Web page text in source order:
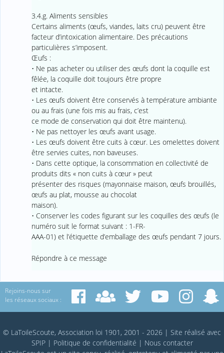
3.4.g. Aliments sensibles
Certains aliments (œufs, viandes, laits cru) peuvent être
facteur d’intoxication alimentaire. Des précautions
particulières s’imposent.
Œufs :
• Ne pas acheter ou utiliser des œufs dont la coquille est
fêlée, la coquille doit toujours être propre
et intacte.
• Les œufs doivent être conservés à température ambiante
ou au frais (une fois mis au frais, c’est
ce mode de conservation qui doit être maintenu).
• Ne pas nettoyer les œufs avant usage.
• Les œufs doivent être cuits à cœur. Les omelettes doivent
être servies cuites, non baveuses.
• Dans cette optique, la consommation en collectivité de
produits dits « non cuits à cœur » peut
présenter des risques (mayonnaise maison, œufs brouillés,
œufs au plat, mousse au chocolat
maison).
• Conserver les codes figurant sur les coquilles des œufs (le
numéro suit le format suivant : 1-FR-
AAA-01) et l’étiquette d’emballage des œufs pendant 7 jours.
Répondre à ce message
Rejoins-nous sur
les réseaux sociaux :
© LaToileScoute, Association loi 1901, 2001 - 2026 | Site réalisé avec
SPIP| Politique de confidentialité | Nous contacter